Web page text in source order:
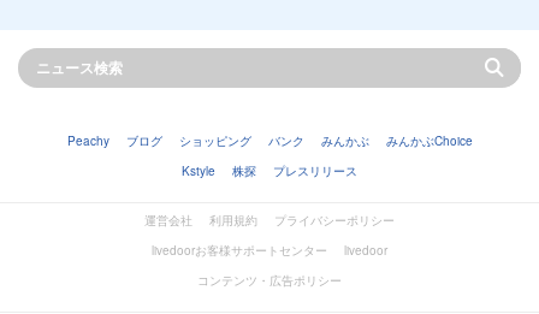
Peachy ブログ ショッピング バンク みんかぶ
みんかぶChoice
Kstyle
株探 プレスリリース
運営会社 利用規約
プライバシーポリシー
livedoorお客様サポートセンター
livedoor
コンテンツ・広告ポリシー